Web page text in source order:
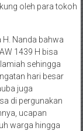
oleh para tokoh
Nanda bahwa
1439 H bisa
sehingga
hari besar
juga
di pergunakan
ucapan
warga hingga